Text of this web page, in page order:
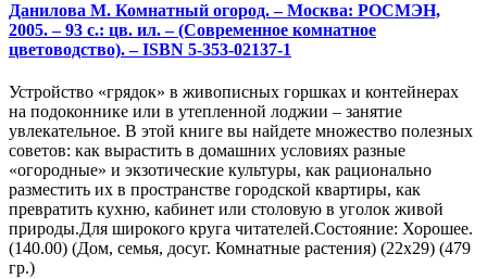
Данилова М. Комнатный огород. – Москва: РОСМЭН,
2005. – 93 с.: цв. ил. – (Современное комнатное
цветоводство). – ISBN 5-353-02137-1
Устройство «грядок» в живописных горшках и контейнерах
на подоконнике или в утепленной лоджии – занятие
увлекательное. В этой книге вы найдете множество полезных
советов: как вырастить в домашних условиях разные
«огородные» и экзотические культуры, как рационально
разместить их в пространстве городской квартиры, как
превратить кухню, кабинет или столовую в уголок живой
природы.Для широкого круга читателей.Состояние: Хорошее.
(140.00) (Дом, семья, досуг. Комнатные растения) (22х29) (479
гр.)